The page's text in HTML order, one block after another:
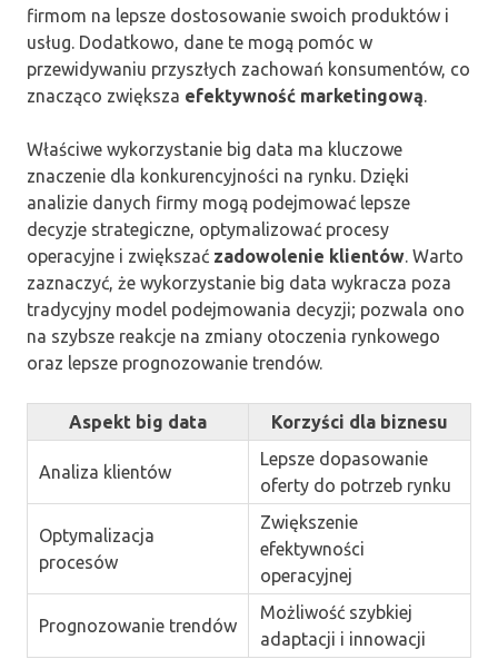
firmom na lepsze dostosowanie swoich produktów i
usług. Dodatkowo, dane te mogą pomóc w
przewidywaniu przyszłych zachowań konsumentów, co
znacząco zwiększa efektywność marketingową.
Właściwe wykorzystanie big data ma kluczowe
znaczenie dla konkurencyjności na rynku. Dzięki
analizie danych firmy mogą podejmować lepsze
decyzje strategiczne, optymalizować procesy
operacyjne i zwiększać zadowolenie klientów. Warto
zaznaczyć, że wykorzystanie big data wykracza poza
tradycyjny model podejmowania decyzji; pozwala ono
na szybsze reakcje na zmiany otoczenia rynkowego
oraz lepsze prognozowanie trendów.
Aspekt big data Korzyści dla biznesu
Analiza klientów
Lepsze dopasowanie
oferty do potrzeb rynku
Optymalizacja
procesów
Zwiększenie
efektywności
operacyjnej
Prognozowanie trendów
Możliwość szybkiej
adaptacji i innowacji